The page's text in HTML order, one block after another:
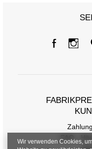
FAQ -
Wir verwenden Cookies,